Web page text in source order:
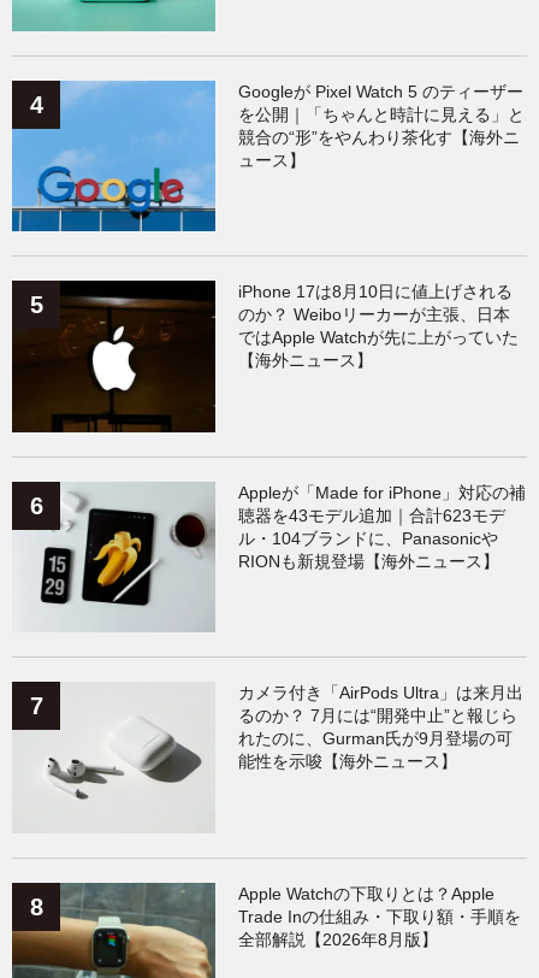
Googleが Pixel Watch 5 のティーザー
を公開｜「ちゃんと時計に見える」と
競合の“形”をやんわり茶化す【海外ニ
ュース】
iPhone 17は8月10日に値上げされる
のか？ Weiboリーカーが主張、日本
ではApple Watchが先に上がっていた
【海外ニュース】
Appleが「Made for iPhone」対応の補
聴器を43モデル追加｜合計623モデ
ル・104ブランドに、Panasonicや
RIONも新規登場【海外ニュース】
カメラ付き「AirPods Ultra」は来月出
るのか？ 7月には“開発中止”と報じら
れたのに、Gurman氏が9月登場の可
能性を示唆【海外ニュース】
Apple Watchの下取りとは？Apple
Trade Inの仕組み・下取り額・手順を
全部解説【2026年8月版】